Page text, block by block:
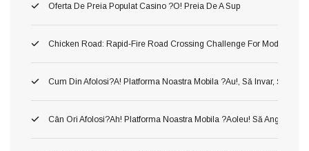
Oferta De Preia Populat Casino ?o! Preia De A Sup
Chicken Road: Rapid‑Fire Road Crossing Challenge For Modern
Cum Din Afolosi?a! Platforma Noastra Mobila ?au!, Să Invar, Ş
Cân Ori Afolosi?ah! Platforma Noastra Mobila ?aoleu! Să